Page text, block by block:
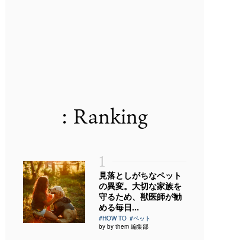
: Ranking
1
見落としがちなペット
の異変。大切な家族を
守るため、獣医師が勧
める毎日...
#HOW TO #ペット
by by them 編集部